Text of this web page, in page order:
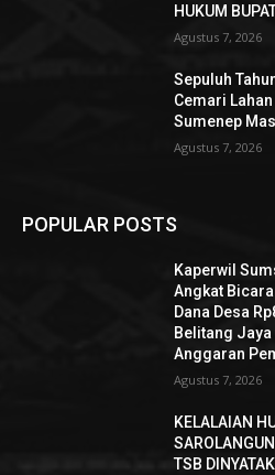
HUKUM
Agustus 7, 2026
Sepuluh
Cemari
Sumenep
Agustus 7, 2026
POPULAR POSTS
Kaperwil
Angkat
Dana Desa
Belitang Jaya
Anggaran
Agustus 7, 2026
KELALAIAN
TSB